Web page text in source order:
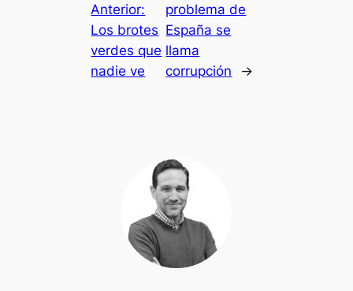
Anterior:
Los brotes
verdes que
nadie ve
problema de
España se
llama
corrupción
→